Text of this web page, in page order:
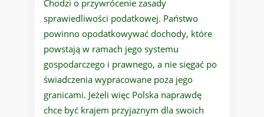
Chodzi o przywrócenie zasady
sprawiedliwości podatkowej. Państwo
powinno opodatkowywać dochody, które
powstają w ramach jego systemu
gospodarczego i prawnego, a nie sięgać po
świadczenia wypracowane poza jego
granicami. Jeżeli więc Polska naprawdę
chce być krajem przyjaznym dla swoich